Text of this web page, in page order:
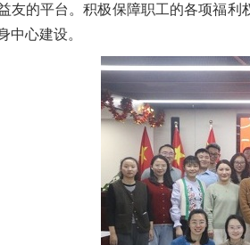
友的平台。积极保障职工的各项福
中心建设。